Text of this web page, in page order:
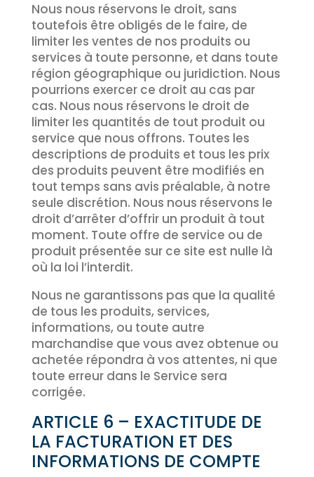
Nous nous réservons le droit, sans
toutefois être obligés de le faire, de
limiter les ventes de nos produits ou
services à toute personne, et dans toute
région géographique ou juridiction. Nous
pourrions exercer ce droit au cas par
cas. Nous nous réservons le droit de
limiter les quantités de tout produit ou
service que nous offrons. Toutes les
descriptions de produits et tous les prix
des produits peuvent être modifiés en
tout temps sans avis préalable, à notre
seule discrétion. Nous nous réservons le
droit d’arrêter d’offrir un produit à tout
moment. Toute offre de service ou de
produit présentée sur ce site est nulle là
où la loi l’interdit.
Nous ne garantissons pas que la qualité
de tous les produits, services,
informations, ou toute autre
marchandise que vous avez obtenue ou
achetée répondra à vos attentes, ni que
toute erreur dans le Service sera
corrigée.
ARTICLE 6 – EXACTITUDE DE
LA FACTURATION ET DES
INFORMATIONS DE COMPTE